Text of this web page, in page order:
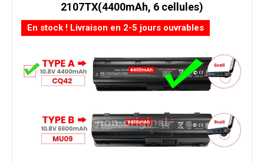
2107TX(4400mAh, 6 cellules)
En stock ! Livraison en 2-5 jours ouvrables